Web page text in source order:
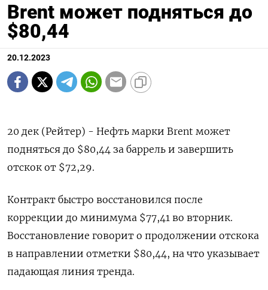
Brent может подняться до
$80,44
20.12.2023
20 дек (Рейтер) - Нефть марки Brent может
подняться до $80,44 за баррель и завершить
отскок от $72,29.
Контракт быстро восстановился после
коррекции до минимума $77,41 во вторник.
Восстановление говорит о продолжении отскока
в направлении отметки $80,44, на что указывает
падающая линия тренда.